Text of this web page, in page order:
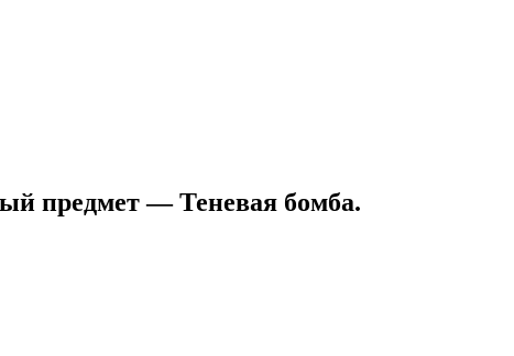
предмет — Теневая бомба.